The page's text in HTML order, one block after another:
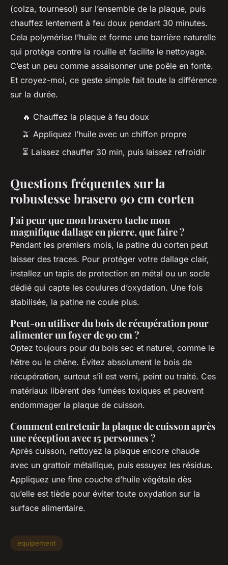
(colza, tournesol) sur l’ensemble de la plaque, puis
chauffez lentement à feu doux pendant 30 minutes.
Cela polymérise l’huile et forme une barrière naturelle
qui protège contre la rouille et facilite le nettoyage.
C’est un peu comme assaisonner une poêle en fonte.
Et croyez-moi, ce geste simple fait toute la différence
sur la durée.
🔥 Chauffez la plaque à feu doux
🫒 Appliquez l’huile avec un chiffon propre
⏳ Laissez chauffer 30 min, puis laissez refroidir
Questions fréquentes sur la
robustesse brasero 90 cm corten
J'ai peur que mon brasero tache mon
magnifique dallage en pierre, que faire ?
Pendant les premiers mois, la patine du corten peut
laisser des traces. Pour protéger votre dallage clair,
installez un tapis de protection en métal ou un socle
dédié qui capte les coulures d’oxydation. Une fois
stabilisée, la patine ne coule plus.
Peut-on utiliser du bois de récupération pour
alimenter un foyer de 90 cm ?
Optez toujours pour du bois sec et naturel, comme le
hêtre ou le chêne. Évitez absolument le bois de
récupération, surtout s’il est verni, peint ou traité. Ces
matériaux libèrent des fumées toxiques et peuvent
endommager la plaque de cuisson.
Comment entretenir la plaque de cuisson après
une réception avec 15 personnes ?
Après cuisson, nettoyez la plaque encore chaude
avec un grattoir métallique, puis essuyez les résidus.
Appliquez une fine couche d’huile végétale dès
qu’elle est tiède pour éviter toute oxydation sur la
surface alimentaire.
equipement